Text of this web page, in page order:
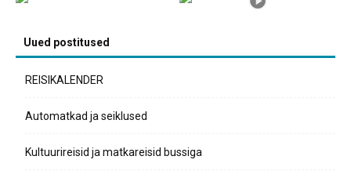
Uued postitused
REISIKALENDER
Automatkad ja seiklused
Kultuurireisid ja matkareisid bussiga